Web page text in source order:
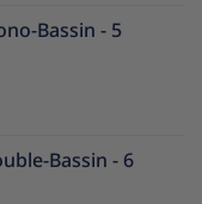
Bassin - 5
Bassin - 6